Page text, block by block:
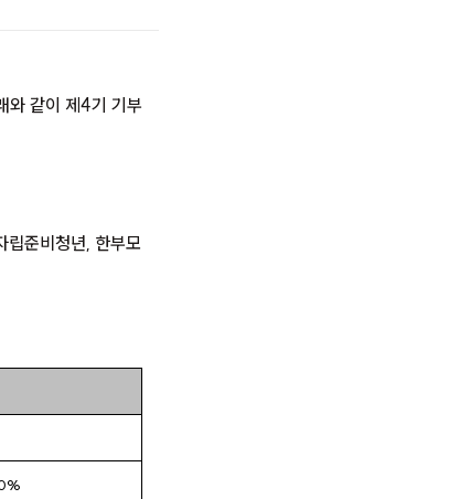
와 같이 제4기 기부
준비청년, 한부모